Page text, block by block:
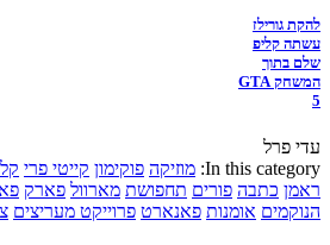
להקת גורילז
עשתה קליפ
שלם בתוך
המשחק GTA
5
עדי פרל
In this category: מוזיקה פוקימון קייטי פרי
ראמן כתבה פורים תחפושת מארוול פארק
הנוקמים אומנות פאנארט פרוייקט מעריצים